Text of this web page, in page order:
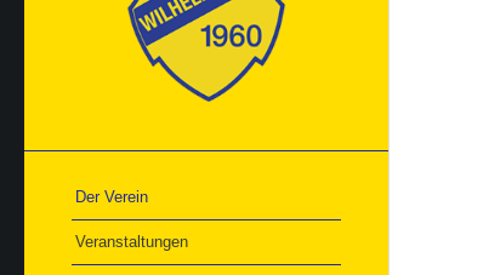
Der Verein
Veranstaltungen